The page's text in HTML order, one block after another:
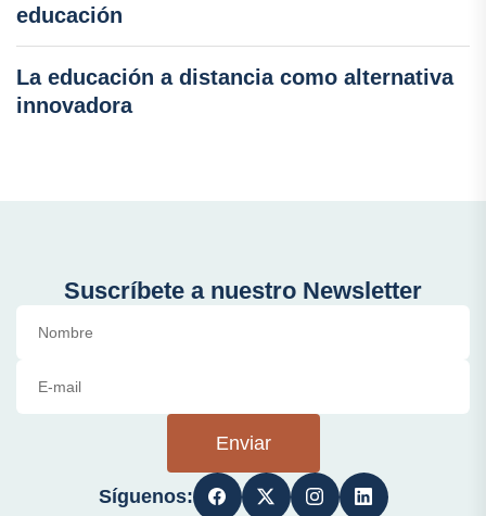
educación
La educación a distancia como alternativa
innovadora
Suscríbete a nuestro Newsletter
Enviar
Síguenos: